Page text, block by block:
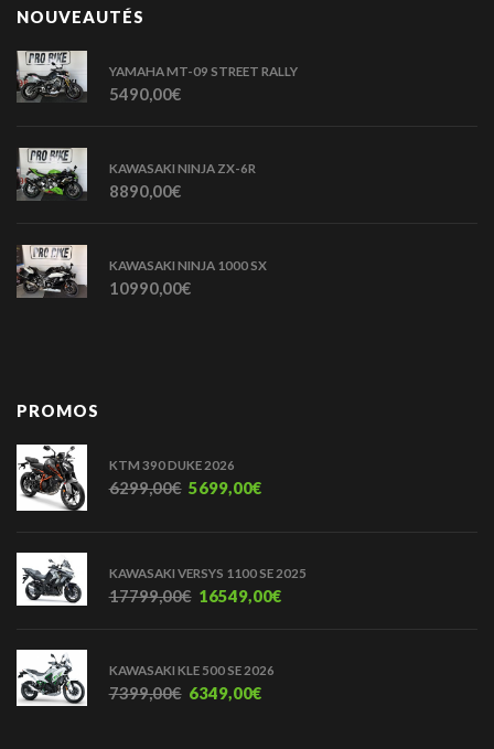
NOUVEAUTÉS
YAMAHA MT-09 STREET RALLY
5490,00€
KAWASAKI NINJA ZX-6R
8890,00€
KAWASAKI NINJA 1000 SX
10990,00€
PROMOS
KTM 390 DUKE 2026
6299,00€ 5699,00€
KAWASAKI VERSYS 1100 SE 2025
17799,00€ 16549,00€
KAWASAKI KLE 500 SE 2026
7399,00€ 6349,00€